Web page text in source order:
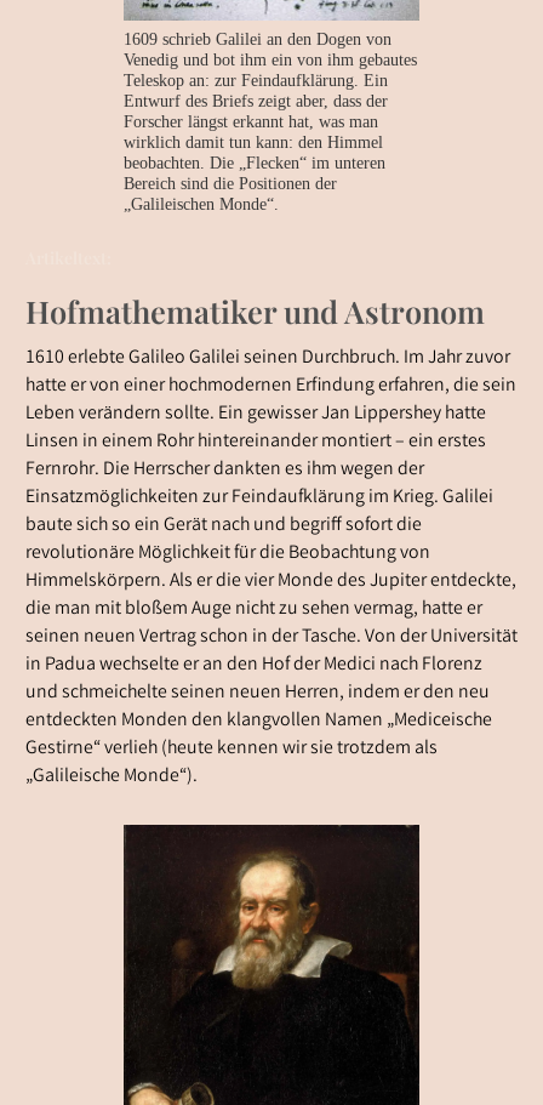
1609 schrieb Galilei an den Dogen von
Venedig und bot ihm ein von ihm gebautes
Teleskop an: zur Feindaufklärung. Ein
Entwurf des Briefs zeigt aber, dass der
Forscher längst erkannt hat, was man
wirklich damit tun kann: den Himmel
beobachten. Die „Flecken“ im unteren
Bereich sind die Positionen der
„Galileischen Monde“.
Hofmathematiker und Astronom
1610 erlebte Galileo Galilei seinen Durchbruch. Im Jahr zuvor
hatte er von einer hochmodernen Erfindung erfahren, die sein
Leben verändern sollte. Ein gewisser Jan Lippershey hatte
Linsen in einem Rohr hintereinander montiert – ein erstes
Fernrohr. Die Herrscher dankten es ihm wegen der
Einsatzmöglichkeiten zur Feindaufklärung im Krieg. Galilei
baute sich so ein Gerät nach und begriff sofort die
revolutionäre Möglichkeit für die Beobachtung von
Himmelskörpern. Als er die vier Monde des Jupiter entdeckte,
die man mit bloßem Auge nicht zu sehen vermag, hatte er
seinen neuen Vertrag schon in der Tasche. Von der Universität
in Padua wechselte er an den Hof der Medici nach Florenz
und schmeichelte seinen neuen Herren, indem er den neu
entdeckten Monden den klangvollen Namen „Mediceische
Gestirne“ verlieh (heute kennen wir sie trotzdem als
„Galileische Monde“).